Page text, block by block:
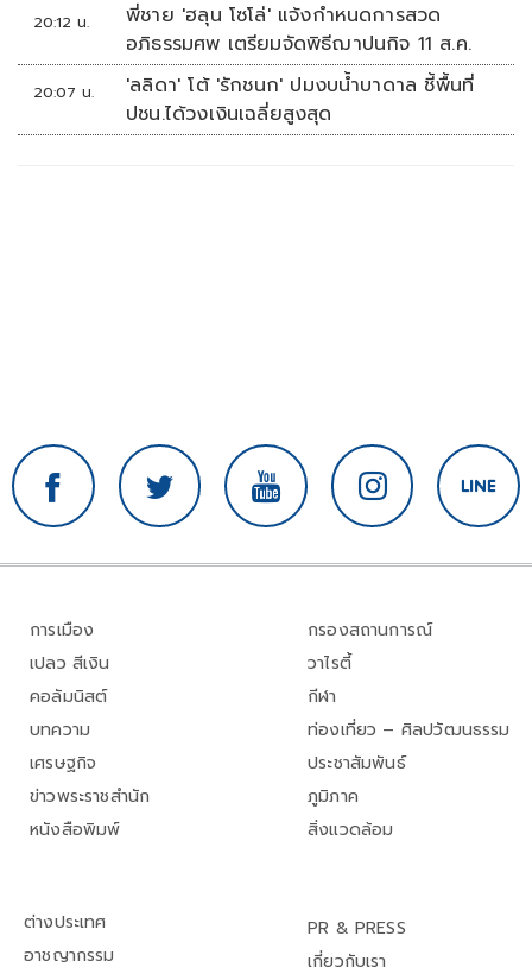
20:12 น.
พี่ชาย 'ฮลุน โซโล่' แจ้งกำหนดการสวด
อภิธรรมศพ เตรียมจัดพิธีฌาปนกิจ 11 ส.ค.
20:07 น.
'ลลิดา' โต้ 'รักชนก' ปมงบน้ำบาดาล ชี้พื้นที่
ปชน.ได้วงเงินเฉลี่ยสูงสุด
การเมือง
เปลว สีเงิน
คอลัมนิสต์
บทความ
เศรษฐกิจ
ข่าวพระราชสำนัก
หนังสือพิมพ์
กรองสถานการณ์
วาไรตี้
กีฬา
ท่องเที่ยว – ศิลปวัฒนธรรม
ประชาสัมพันธ์
ภูมิภาค
สิ่งแวดล้อม
ต่างประเทศ
อาชญากรรม
PR & PRESS
เกี่ยวกับเรา